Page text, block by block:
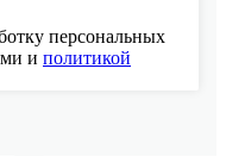
персональных
и политикой